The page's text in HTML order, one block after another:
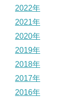
2022年
2021年
2020年
2019年
2018年
2017年
2016年